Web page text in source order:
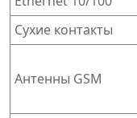
Сухие контакты
Антенны GSM